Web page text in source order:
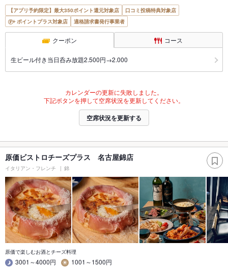
【アプリ予約限定】最大350ポイント還元対象店
口コミ投稿特典対象店
ポイントプラス対象店
適格請求書発行事業者
クーポン コース
生ビール付き当日呑み放題2.500円→2.000
カレンダーの更新に失敗しました。
下記ボタンを押して空席状況を更新してください。
空席状況を更新する
原価ビストロチーズプラス 名古屋錦店
イタリアン・フレンチ 錦
原価で楽しむお酒とチーズ料理
3001～4000円
1001～1500円